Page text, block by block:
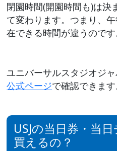
閉園時間(開園時間も)は決
て変わります。つまり、
在できる時間が違うのです
ユニバーサルスタジオジャ
公式ページで確認できます
USJの当日券・当
買えるの？